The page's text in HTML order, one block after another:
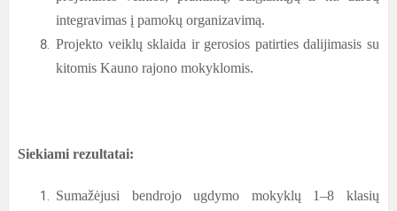
integravimas į pamokų organizavimą.
Projekto veiklų sklaida ir gerosios patirties dalijimasis su
kitomis Kauno rajono mokyklomis.
Siekiami rezultatai:
Sumažėjusi bendrojo ugdymo mokyklų 1–8 klasių